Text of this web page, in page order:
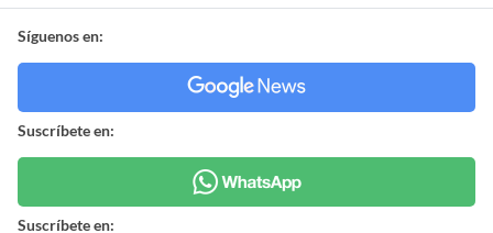
Síguenos en:
Suscríbete en:
Suscríbete en: